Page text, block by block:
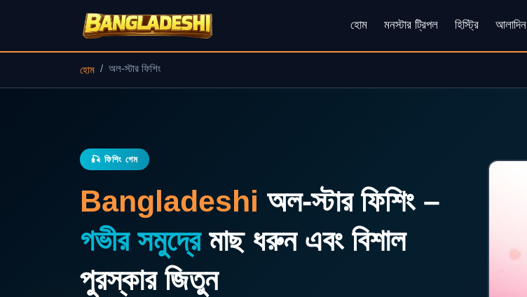
হোম মনস্টার ট্রিপল হিস্ট্রি আলাদিন
হোম অল-স্টার ফিশিং
🎣 ফিশিং গেম
Bangladeshi অল-স্টার ফিশিং –
গভীর সমুদ্রেমাছ ধরুন এবং বিশাল
পুরস্কার জিতুন